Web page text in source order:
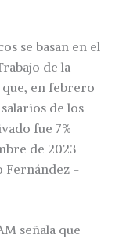
se basan en el
de la
en febrero
de los
fue 7%
de 2023
Fernández -
señala que